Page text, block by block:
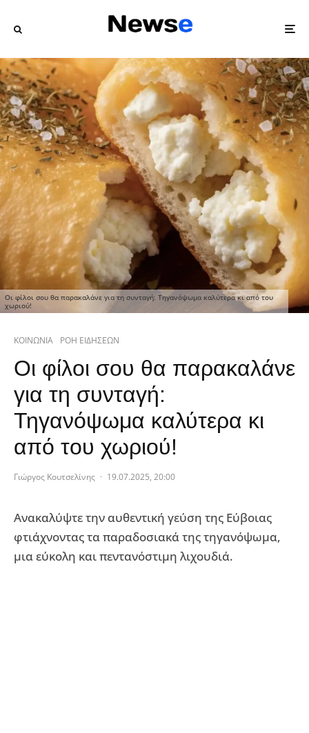
Οι φίλοι σου θα παρακαλάνε για τη συνταγή: Τηγανόψωμα καλύτερα κι από του
χωριού!
ΚΟΙΝΩΝΙΑ ΡΟΗ ΕΙΔΗΣΕΩΝ
Οι φίλοι σου θα παρακαλάνε
για τη συνταγή:
Τηγανόψωμα καλύτερα κι
από του χωριού!
Γιώργος Κουτσελίνης · 19.07.2025, 20:00
Ανακαλύψτε την αυθεντική γεύση της Εύβοιας
φτιάχνοντας τα παραδοσιακά της τηγανόψωμα,
μια εύκολη και πεντανόστιμη λιχουδιά.